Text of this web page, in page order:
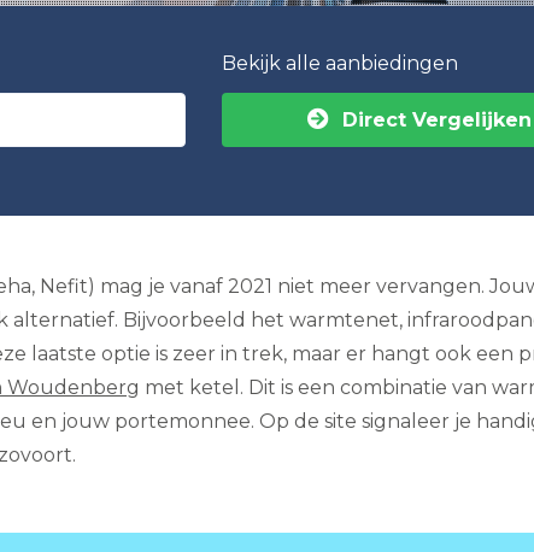
Bekijk alle aanbiedingen
Direct Vergelijken
Nefit) mag je vanaf 2021 niet meer vervangen.
Bijvoorbeeld het warmtenet,
laatste optie is zeer in trek, maar er hangt ook een
Woudenberg met ketel. Dit is een combinatie van
en jouw portemonnee. Op de site signaleer je